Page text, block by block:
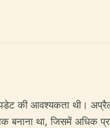
की आवश्यकता थी।
बनाना था, जिसमें अधिक